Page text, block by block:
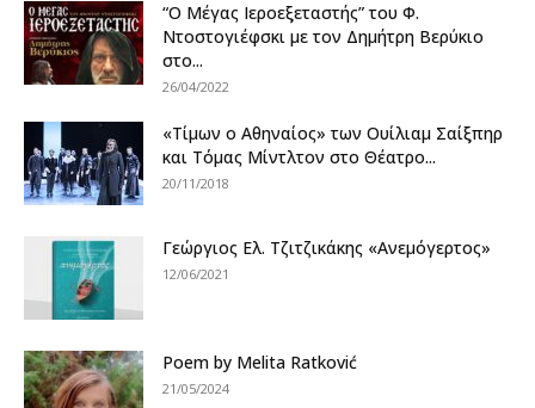
“Ο Μέγας Ιεροεξεταστής” του Φ.
Ντοστογιέφσκι με τον Δημήτρη Βερύκιο
στο...
26/04/2022
«Τίμων ο Αθηναίος» των Ουίλιαμ Σαίξπηρ
και Τόμας Μίντλτον στο Θέατρο...
20/11/2018
Γεώργιος Ελ. Τζιτζικάκης «Ανεμόγερτος»
12/06/2021
Poem by Melita Ratković
21/05/2024